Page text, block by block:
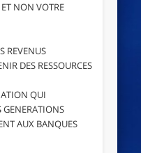
NON VOTRE
REVENUS
DES RESSOURCES
QUI
GENERATIONS
AUX BANQUES